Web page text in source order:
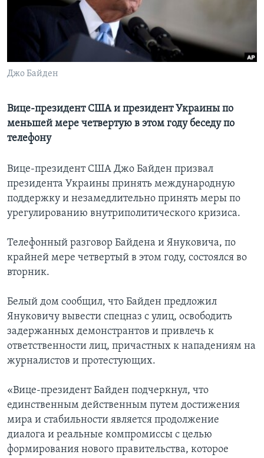
Learning English
СОЦИАЛЬНЫЕ СЕТИ
Языки
Джо Байден
Вице-президент США и президент Украины по
меньшей мере четвертую в этом году беседу по
телефону
Вице-президент США Джо Байден призвал
президента Украины принять международную
поддержку и незамедлительно принять меры по
урегулированию внутриполитического кризиса.
Телефонный разговор Байдена и Януковича, по
крайней мере четвертый в этом году, состоялся во
вторник.
Белый дом сообщил, что Байден предложил
Януковичу вывести спецназ с улиц, освободить
задержанных демонстрантов и привлечь к
ответственности лиц, причастных к нападениям на
журналистов и протестующих.
«Вице-президент Байден подчеркнул, что
единственным действенным путем достижения
мира и стабильности является продолжение
диалога и реальные компромиссы с целью
формирования нового правительства, которое